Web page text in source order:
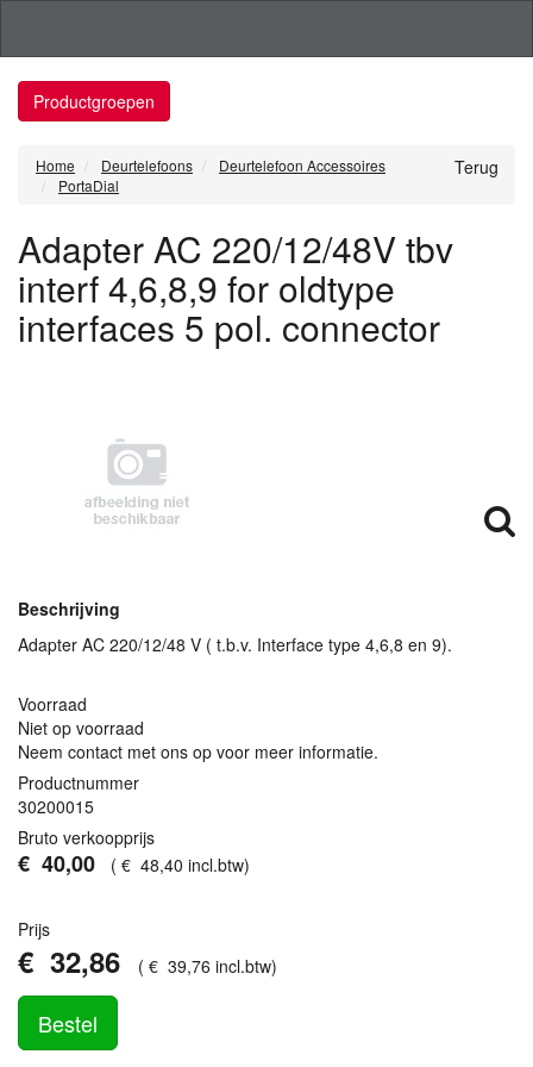
Productgroepen
Terug
Home Deurtelefoons
Deurtelefoon Accessoires
PortaDial
Adapter AC 220/12/48V tbv
interf 4,6,8,9 for oldtype
interfaces 5 pol. connector
Beschrijving
Adapter AC 220/12/48 V ( t.b.v. Interface type 4,6,8 en 9).
Voorraad
Niet op voorraad
Neem contact met ons op voor meer informatie.
Productnummer
30200015
Bruto verkoopprijs
€ 40,00 ( € 48,40 incl.btw)
Prijs
€ 32,86 ( € 39,76 incl.btw)
Bestel